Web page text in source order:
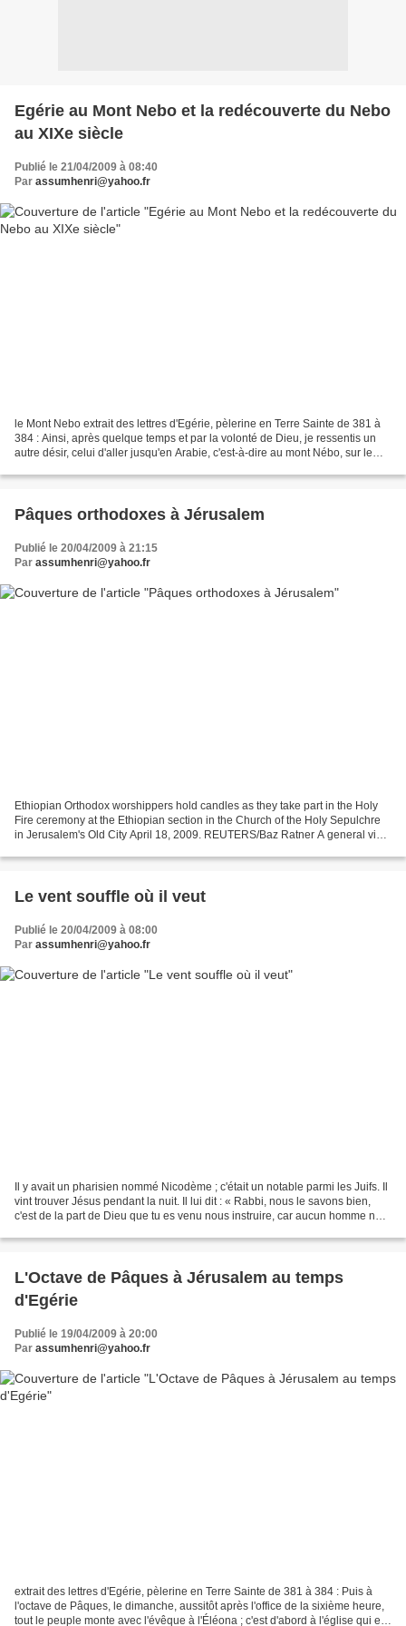
Egérie au Mont Nebo et la redécouverte du Nebo
au XIXe siècle
Publié le 21/04/2009 à 08:40
Par assumhenri@yahoo.fr
le Mont Nebo extrait des lettres d'Egérie, pèlerine en Terre Sainte de 381 à
384 : Ainsi, après quelque temps et par la volonté de Dieu, je ressentis un
autre désir, celui d'aller jusqu'en Arabie, c'est-à-dire au mont Nébo, sur le
Pâques orthodoxes à Jérusalem
Publié le 20/04/2009 à 21:15
Par assumhenri@yahoo.fr
Ethiopian Orthodox worshippers hold candles as they take part in the Holy
Fire ceremony at the Ethiopian section in the Church of the Holy Sepulchre
in Jerusalem's Old City April 18, 2009. REUTERS/Baz Ratner A general view
Le vent souffle où il veut
Publié le 20/04/2009 à 08:00
Par assumhenri@yahoo.fr
Il y avait un pharisien nommé Nicodème ; c'était un notable parmi les Juifs. Il
vint trouver Jésus pendant la nuit. Il lui dit : « Rabbi, nous le savons bien,
c'est de la part de Dieu que tu es venu nous instruire, car aucun homme ne
L'Octave de Pâques à Jérusalem au temps
d'Egérie
Publié le 19/04/2009 à 20:00
Par assumhenri@yahoo.fr
extrait des lettres d'Egérie, pèlerine en Terre Sainte de 381 à 384 : Puis à
l'octave de Pâques, le dimanche, aussitôt après l'office de la sixième heure,
tout le peuple monte avec l'évêque à l'Éléona ; c'est d'abord à l'église qui est